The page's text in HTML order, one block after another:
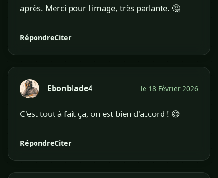
après. Merci pour l'image, très parlante. 🤔
RépondreCiter
Ebonblade4 le 18 Février 2026
C'est tout à fait ça, on est bien d'accord ! 😅
RépondreCiter